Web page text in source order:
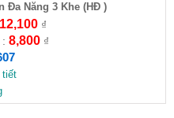
Đa Năng 3 Khe (HĐ )
12,100₫
8,800₫